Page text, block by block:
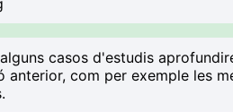
casos d'estudis
anterior, com per exemple les